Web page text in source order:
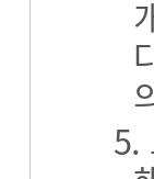
5.